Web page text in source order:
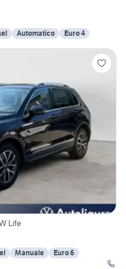
Automatico Euro 4
Life
Manuale
Euro 6